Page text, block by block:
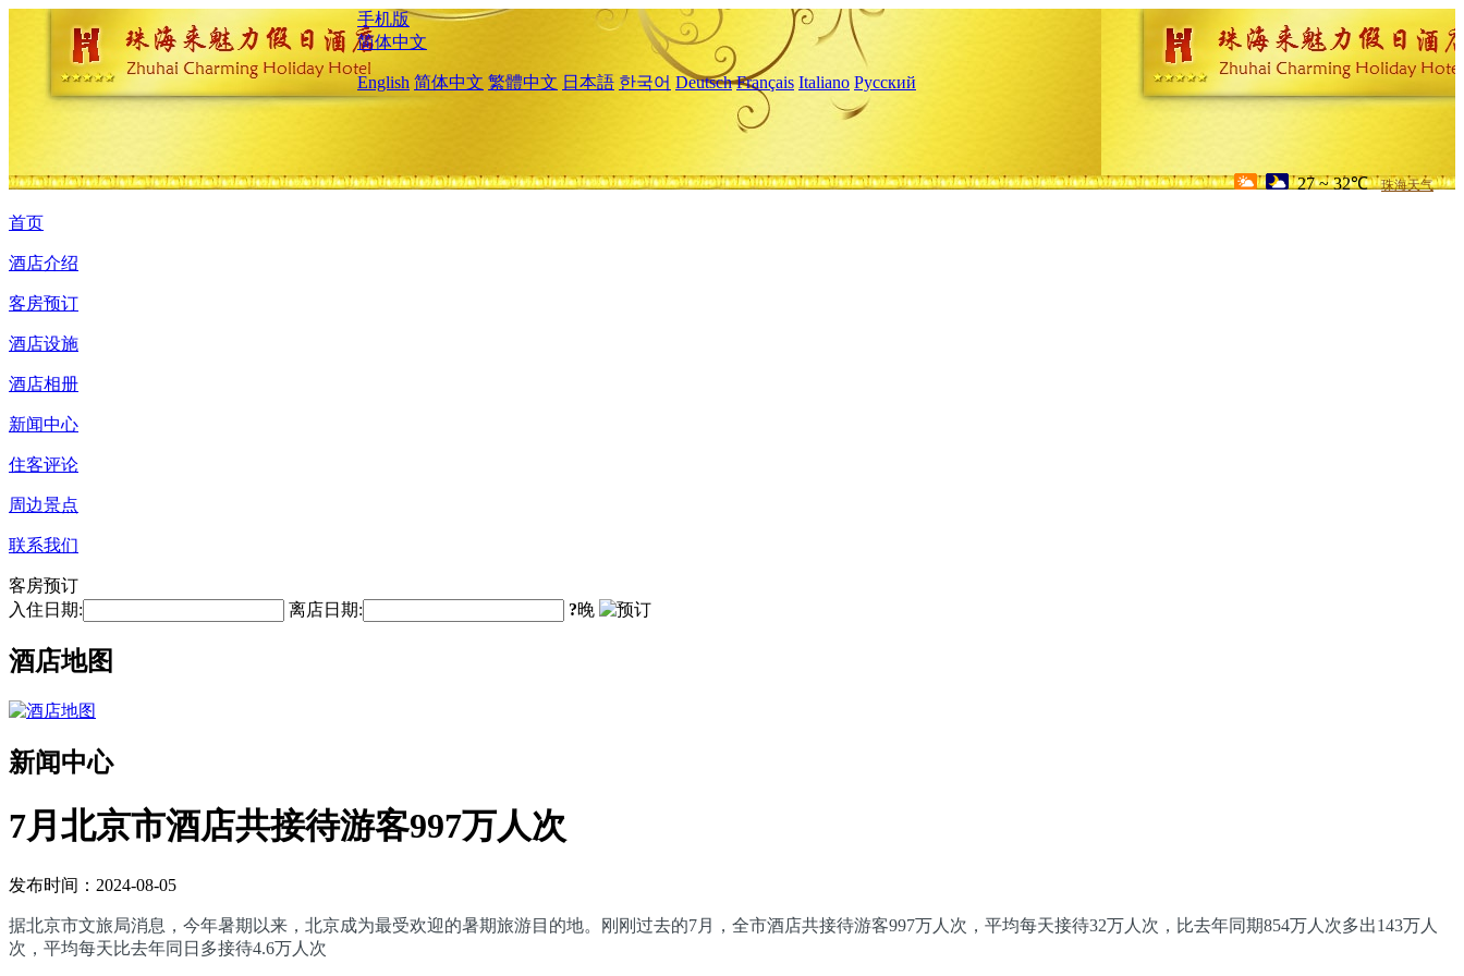
手机版
简体中文
English 简体中文 繁體中文 日本語 한국어 Deutsch Français Italiano Русский
27 ~ 32℃ 珠海天气
首页
酒店介绍
客房预订
酒店设施
酒店相册
新闻中心
住客评论
周边景点
联系我们
客房预订
入住日期:
离店日期: ?晚
酒店地图
新闻中心
7月北京市酒店共接待游客997万人次
发布时间：2024-08-05
据北京市文旅局消息，今年暑期以来，北京成为最受欢迎的暑期旅游目的地。刚刚过去的7月，全市酒店共接待游客997万人次，平均每天接待32万人次，比去年同期854万人次多出143万人
次，平均每天比去年同日多接待4.6万人次